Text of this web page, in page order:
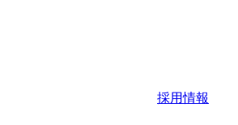
採用情報